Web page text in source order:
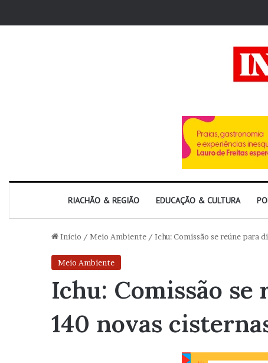
RIACHÃO & REGIÃO EDUCAÇÃO & CULTURA
Início / Meio Ambiente / Ichu: Comissão se reúne para
Meio Ambiente
Ichu: Comissão
140 novas